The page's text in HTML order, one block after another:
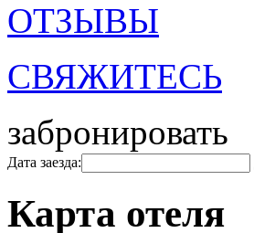
ОТЗЫВЫ
СВЯЖИТЕСЬ
забронировать
Дата заезда:
Карта отеля